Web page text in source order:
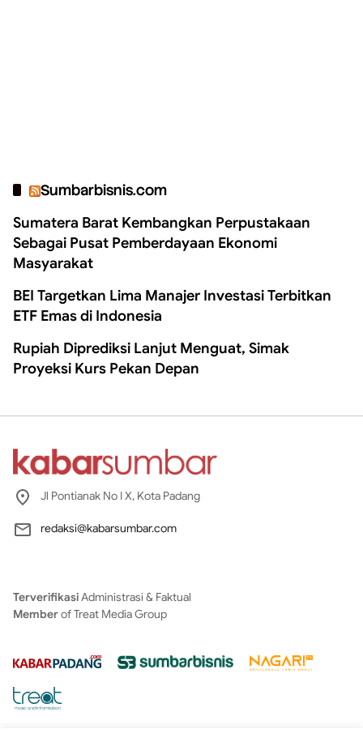
Sumbarbisnis.com
Sumatera Barat Kembangkan Perpustakaan
Sebagai Pusat Pemberdayaan Ekonomi
Masyarakat
BEI Targetkan Lima Manajer Investasi Terbitkan
ETF Emas di Indonesia
Rupiah Diprediksi Lanjut Menguat, Simak
Proyeksi Kurs Pekan Depan
Jl Pontianak No I X, Kota Padang
redaksi@kabarsumbar.com
TerverifikasiAdministrasi & Faktual
Memberof Treat Media Group